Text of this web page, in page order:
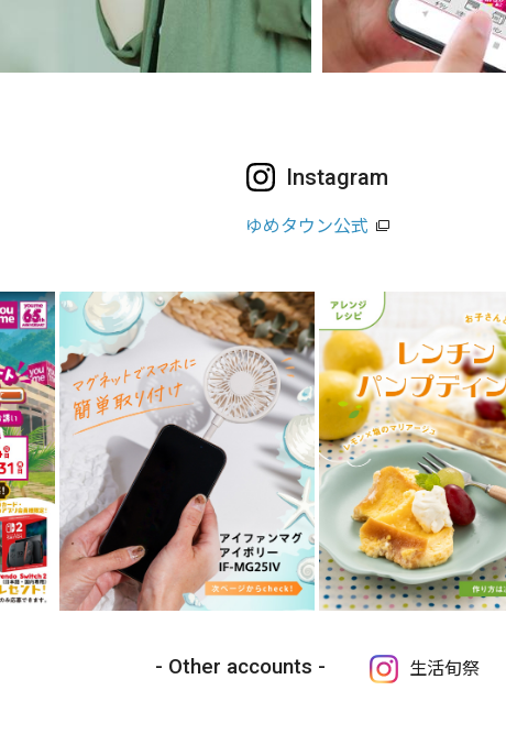
Instagram
ゆめタウン公式
Other accounts 生活旬祭